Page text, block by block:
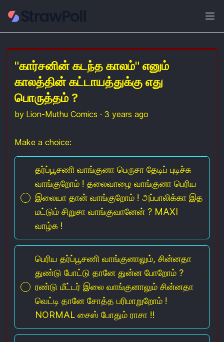
"கார்சனின் கடந்த காலம்" எனும்
காலத்தின் கட்டாயத்துக்கு எது
பொருத்தம் ?
by Lion-Muthu Comics · 3 years ago
Make a choice:
Poll options
தர்ப்பூசணி வாங்குனா பெருசா தேடிப் புடிச்சு
வாங்குறோம் ! தலைவாழை வாங்குனா பெரிய
இலையா தான் வாங்குறோம் ! அப்பாலிக்கா இத
மட்டும் சிறுசா வாங்குவானேன் ? MAXI
வாழ்க !
பெரிய தர்ப்பூசணி வாங்குனாலும், சின்னதா
துண்டு போட்டு தானே துன்ன போறோம் ?
ரண்டு மீட்டர் இலை வாங்குனாலும் சின்னதா
வெட்டி தானே சோத்த பரிமாறுறோம் !
NORMAL சைஸ் போதும் ராசா !!